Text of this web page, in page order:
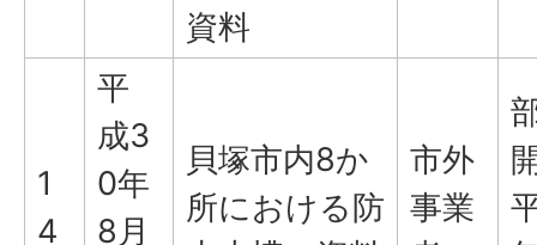
資料
1
4
平
成3
0年
8月
貝塚市内8か
所における防
市外
事業